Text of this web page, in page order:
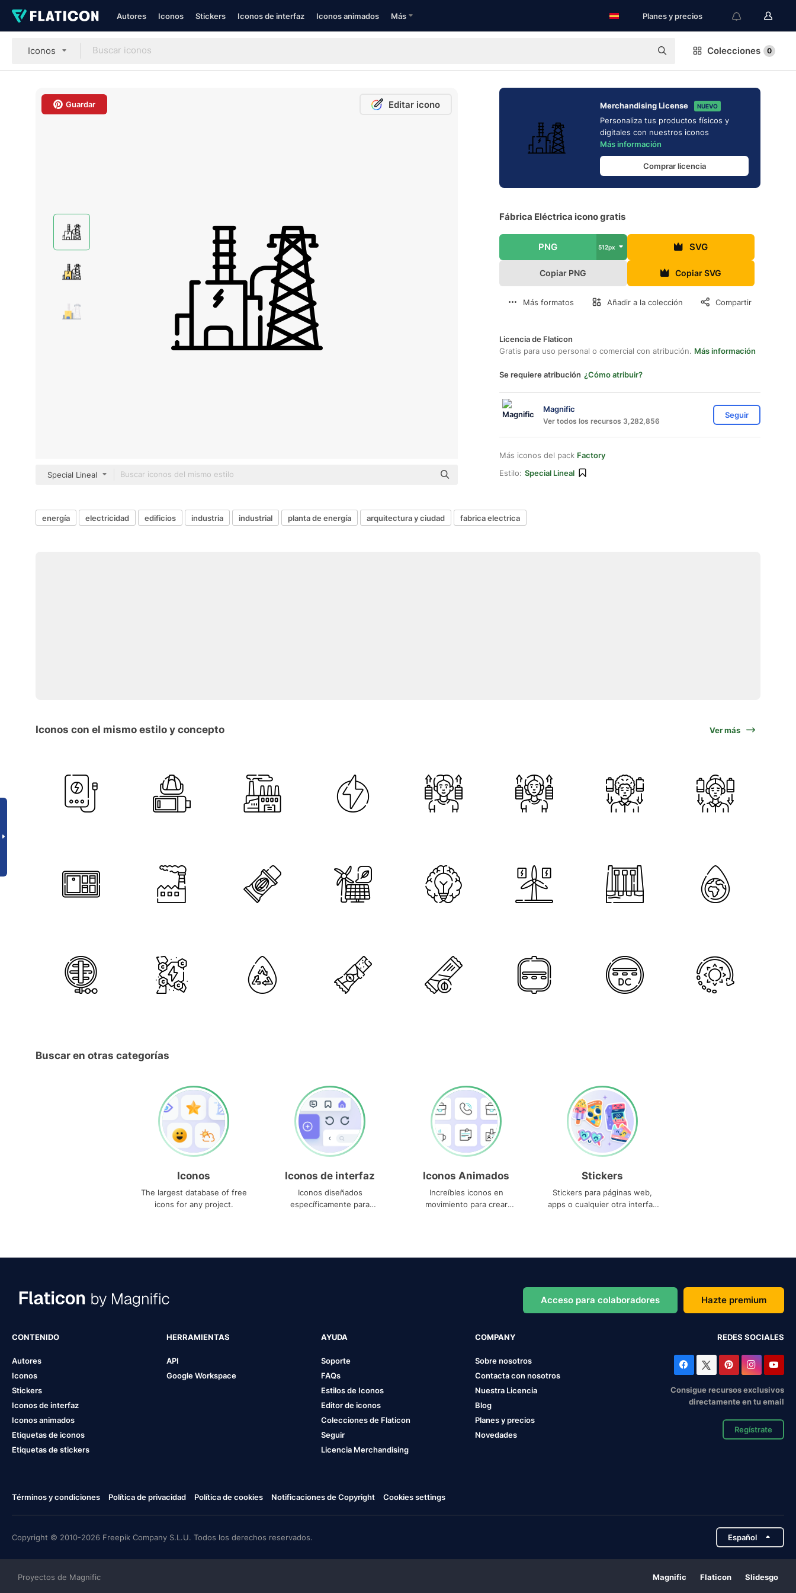
Autores Iconos Stickers Iconos de interfaz Iconos animados Más Planes y precios
Iconos Colecciones 0
Guardar Editar icono
Special Lineal
Merchandising License NUEVO
Personaliza tus productos físicos y
digitales con nuestros iconos
Más información
Comprar licencia
Fábrica Eléctrica icono gratis
PNG 512px SVG
Copiar PNG Copiar SVG
Más formatos Añadir a la colección Compartir
Licencia de Flaticon
Gratis para uso personal o comercial con atribución. Más información
Se requiere atribución ¿Cómo atribuir?
Magnific
Ver todos los recursos 3,282,856
Seguir
Más iconos del pack Factory
Estilo: Special Lineal
energía electricidad edificios industria industrial planta de energía arquitectura y ciudad fabrica electrica
Iconos con el mismo estilo y concepto Ver más
Buscar en otras categorías
Iconos
The largest database of free
icons for any project.
Iconos de interfaz
Iconos diseñados
específicamente para
Iconos Animados
Increíbles iconos en
movimiento para crear
Stickers
Stickers para páginas web,
apps o cualquier otra interfaz
Acceso para colaboradores Hazte premium
CONTENIDO
Autores
Iconos
Stickers
Iconos de interfaz
Iconos animados
Etiquetas de iconos
Etiquetas de stickers
HERRAMIENTAS
API
Google Workspace
AYUDA
Soporte
FAQs
Estilos de Iconos
Editor de iconos
Colecciones de Flaticon
Seguir
Licencia Merchandising
COMPANY
Sobre nosotros
Contacta con nosotros
Nuestra Licencia
Blog
Planes y precios
Novedades
REDES SOCIALES
Consigue recursos exclusivos
directamente en tu email
Regístrate
Términos y condiciones Política de privacidad Política de cookies Notificaciones de Copyright Cookies settings
Copyright © 2010-2026 Freepik Company S.L.U. Todos los derechos reservados. Español
Proyectos de Magnific Magnific Flaticon Slidesgo